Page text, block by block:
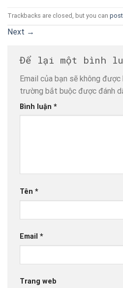
Trackbacks are closed, but you can
Next →
Để lại một bình
Email của bạn sẽ không được
trường bắt buộc được đánh
Bình luận *
Tên *
Email *
Trang web